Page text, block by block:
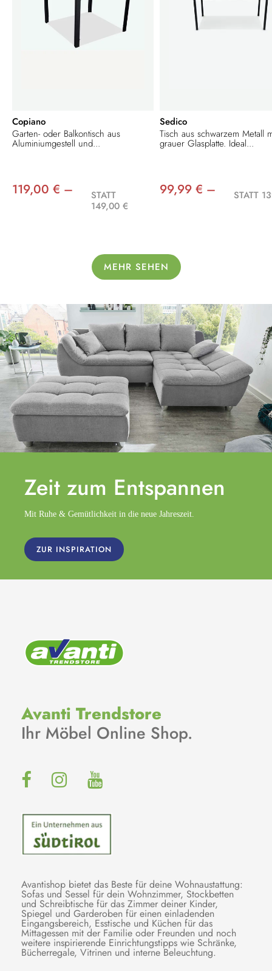
Copiano
Garten- oder Balkontisch aus
Aluminiumgestell und...
119,00 € –
STATT
149,00 €
Sedico
Tisch aus schwarzem Metall
grauer Glasplatte. Ideal...
99,99 € – STATT
MEHR SEHEN
Zeit zum Entspannen
Mit Ruhe & Gemütlichkeit in die neue Jahreszeit.
ZUR INSPIRATION
Avanti Trendstore
Ihr Möbel Online Shop.
Avantishop bietet das Beste für deine Wohnaustattung:
Sofas und Sessel für dein Wohnzimmer, Stockbetten
und Schreibtische für das Zimmer deiner Kinder,
Spiegel und Garderoben für einen einladenden
Eingangsbereich, Esstische und Küchen für das
Mittagessen mit der Familie oder Freunden und noch
weitere inspirierende Einrichtungstipps wie Schränke,
Bücherregale, Vitrinen und interne Beleuchtung.